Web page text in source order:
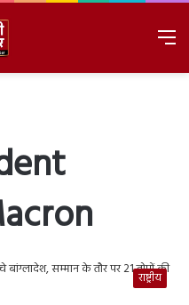
राष्ट्रीय